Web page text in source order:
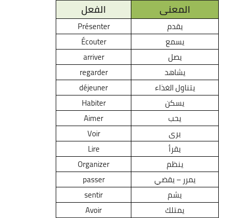
المعنى الفعل
يقدم
Présenter
يسمع
Écouter
يصل
arriver
يشاهد
regarder
يتناول الغذاء
déjeuner
يسكن
Habiter
يحب
Aimer
يرى
Voir
يقرأ
Lire
ينظم
Organizer
يمرر – يقضي
passer
يشم
sentir
يمتلك
Avoir